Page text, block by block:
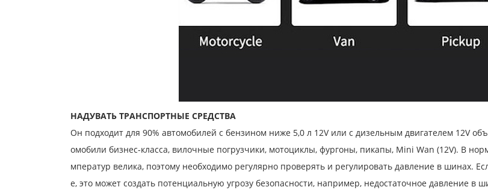
НАДУВАТЬ ТРАНСПОРТНЫЕ СРЕДСТВА
Он подходит для 90% автомобилей с бензином ниже 5,0 л 12V или с дизельным двигателем 12V
омобили бизнес-класса, вилочные погрузчики, мотоциклы, фургоны, пикапы, Mini Wan (12V). В
мператур велика, поэтому необходимо регулярно проверять и регулировать давление в шинах.
е, это может создать потенциальную угрозу безопасности, например, недостаточное давление в